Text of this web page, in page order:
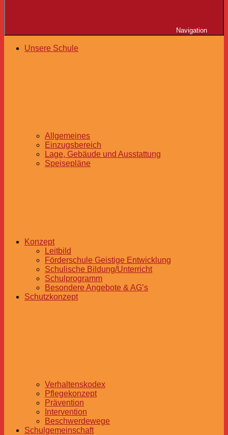
Navigation
Unsere Schule
Allgemeines
Einzugsbereich
Lage, Gebäude und Ausstattung
Speisepläne
Konzept
Leitbild
Förderschule Geistige Entwicklung
Schulische Bildung/Unterricht
Schulprogramm
Besondere Angebote & AG’s
Schutzkonzept
Verhaltenskodex
Pflegekonzept
Prävention
Intervention
Beschwerdewege
Schulgemeinschaft